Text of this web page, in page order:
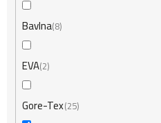
Bavlna 8
EVA 2
Gore-Tex 25